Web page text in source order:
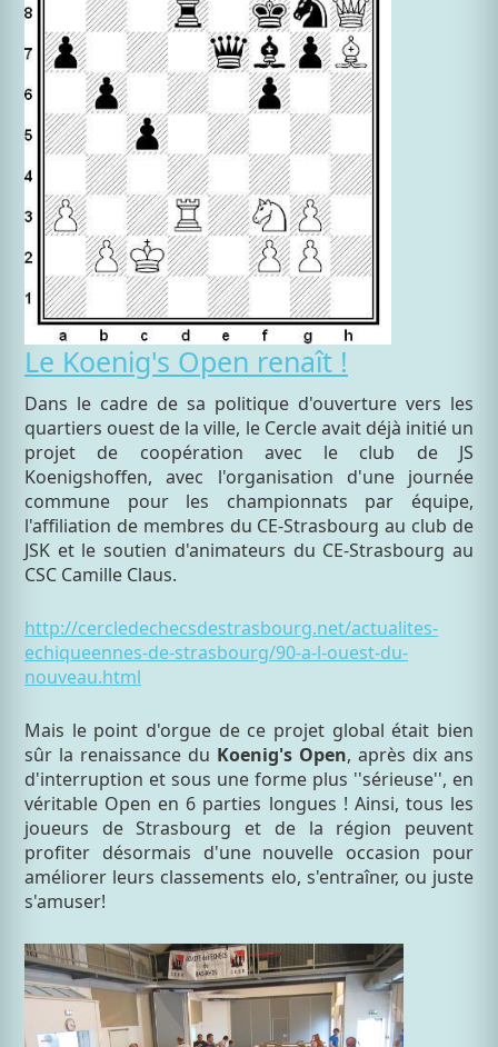
Le Koenig's Open renaît !
Dans le cadre de sa politique d'ouverture vers les
quartiers ouest de la ville, le Cercle avait déjà initié un
projet de coopération avec le club de JS
Koenigshoffen, avec l'organisation d'une journée
commune pour les championnats par équipe,
l'affiliation de membres du CE-Strasbourg au club de
JSK et le soutien d'animateurs du CE-Strasbourg au
CSC Camille Claus.
http://cercledechecsdestrasbourg.net/actualites-
echiqueennes-de-strasbourg/90-a-l-ouest-du-
nouveau.html
Mais le point d'orgue de ce projet global était bien
sûr la renaissance du Koenig's Open, après dix ans
d'interruption et sous une forme plus ''sérieuse'', en
véritable Open en 6 parties longues ! Ainsi, tous les
joueurs de Strasbourg et de la région peuvent
profiter désormais d'une nouvelle occasion pour
améliorer leurs classements elo, s'entraîner, ou juste
s'amuser!